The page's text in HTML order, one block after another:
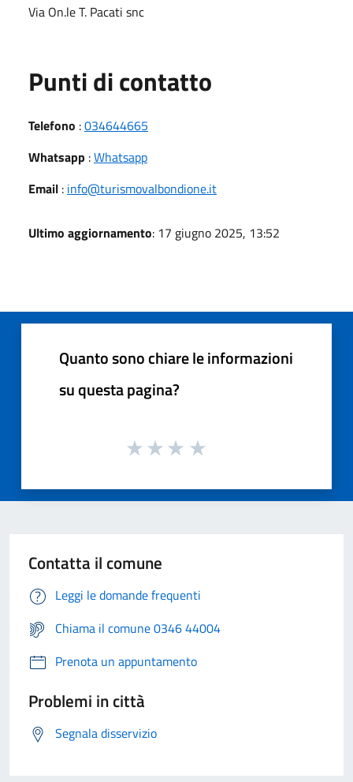
Via On.le T. Pacati snc
Punti di contatto
Telefono :034644665
Whatsapp :Whatsapp
Email : info@turismovalbondione.it
Ultimo aggiornamento: 17 giugno 2025, 13:52
Quanto sono chiare le informazioni
su questa pagina?
Contatta il comune
Leggi le domande frequenti
Chiama il comune 0346 44004
Prenota un appuntamento
Problemi in città
Segnala disservizio